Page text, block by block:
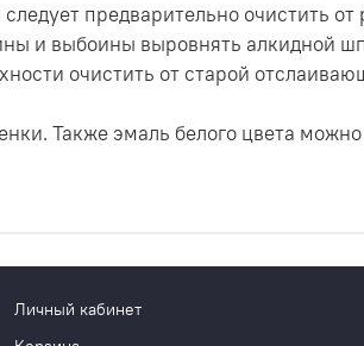
предварительно очистить
и выбоины выровнять алкидной
очистить от старой
Также эмаль белого цвета
Личный кабинет